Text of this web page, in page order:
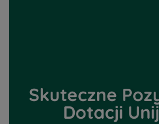
Skuteczne
Dotacji